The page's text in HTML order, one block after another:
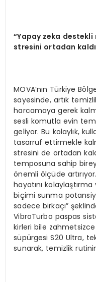
“Yapay zeka destekli
stresini ortadan kaldı
MOVA’nın Türkiye
sayesinde, artık
harcamaya gerek
sesli komutla evin
geliyor. Bu kolaylık,
tasarruf ettirmekle
stresini de ortadan
temposuna sahip
önemli ölçüde
hayatını
biçimi sunma
sadece birkaçı”
VibroTurbo paspas
kirleri bile
süpürgesi S20 Ultra,
sunarak, temizlik